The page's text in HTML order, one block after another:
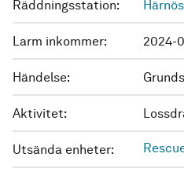
Räddningsstation:
Larm inkommer: 2024-
Händelse:
Aktivitet:
Utsända enheter: